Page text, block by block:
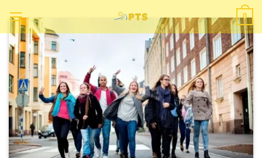
đến
nội
dung
0